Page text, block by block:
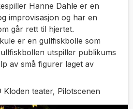
Hanne Dahle er en
improvisasjon og har en
går rett til hjertet.
er en gullfiskbolle som
utspiller publikums
av små figurer laget av
Kloden teater, Pilotscenen